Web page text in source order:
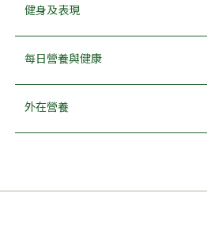
健身及表現
每日營養與健康
外在營養